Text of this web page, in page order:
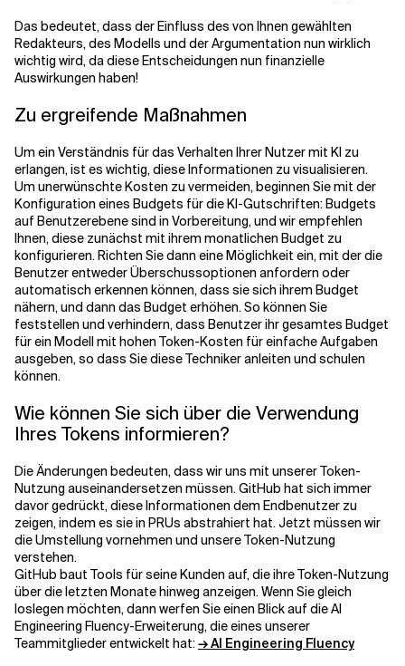
Das bedeutet, dass der Einfluss des von Ihnen gewählten
Redakteurs, des Modells und der Argumentation nun wirklich
wichtig wird, da diese Entscheidungen nun finanzielle
Auswirkungen haben!
Zu ergreifende Maßnahmen
Um ein Verständnis für das Verhalten Ihrer Nutzer mit KI zu
erlangen, ist es wichtig, diese Informationen zu visualisieren.
Um unerwünschte Kosten zu vermeiden, beginnen Sie mit der
Konfiguration eines Budgets für die KI-Gutschriften: Budgets
auf Benutzerebene sind in Vorbereitung, und wir empfehlen
Ihnen, diese zunächst mit ihrem monatlichen Budget zu
konfigurieren. Richten Sie dann eine Möglichkeit ein, mit der die
Benutzer entweder Überschussoptionen anfordern oder
automatisch erkennen können, dass sie sich ihrem Budget
nähern, und dann das Budget erhöhen. So können Sie
feststellen und verhindern, dass Benutzer ihr gesamtes Budget
für ein Modell mit hohen Token-Kosten für einfache Aufgaben
ausgeben, so dass Sie diese Techniker anleiten und schulen
können.
Wie können Sie sich über die Verwendung
Ihres Tokens informieren?
Die Änderungen bedeuten, dass wir uns mit unserer Token-
Nutzung auseinandersetzen müssen. GitHub hat sich immer
davor gedrückt, diese Informationen dem Endbenutzer zu
zeigen, indem es sie in PRUs abstrahiert hat. Jetzt müssen wir
die Umstellung vornehmen und unsere Token-Nutzung
verstehen.
GitHub baut Tools für seine Kunden auf, die ihre Token-Nutzung
über die letzten Monate hinweg anzeigen. Wenn Sie gleich
loslegen möchten, dann werfen Sie einen Blick auf die AI
Engineering Fluency-Erweiterung, die eines unserer
Teammitglieder entwickelt hat:→ AI Engineering Fluency